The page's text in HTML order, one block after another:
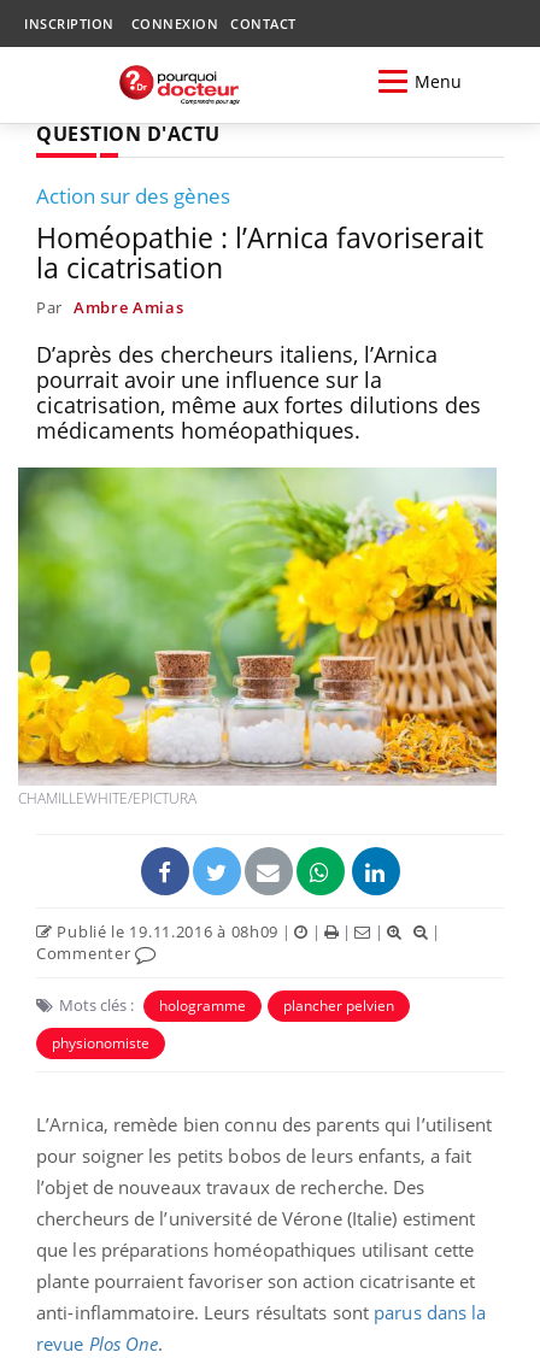
INSCRIPTION CONNEXION CONTACT
Menu
QUESTION D'ACTU
Action sur des gènes
Homéopathie : l’Arnica favoriserait
la cicatrisation
Par Ambre Amias
D’après des chercheurs italiens, l’Arnica
pourrait avoir une influence sur la
cicatrisation, même aux fortes dilutions des
médicaments homéopathiques.
CHAMILLEWHITE/EPICTURA
Publié le 19.11.2016 à 08h09 | | | |
|
Commenter
Mots clés : hologramme
plancher pelvien
physionomiste
L’Arnica, remède bien connu des parents qui l’utilisent
pour soigner les petits bobos de leurs enfants, a fait
l’objet de nouveaux travaux de recherche. Des
chercheurs de l’université de Vérone (Italie) estiment
que les préparations homéopathiques utilisant cette
plante pourraient favoriser son action cicatrisante et
anti-inflammatoire. Leurs résultats sont parus dans la
revue Plos One.